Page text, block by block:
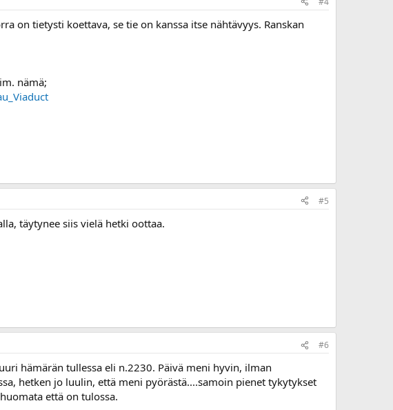
on tietysti koettava, se tie on kanssa itse nähtävyys. Ranskan
nämä;
#5
täytynee siis vielä hetki oottaa.
#6
hämärän tullessa eli n.2230. Päivä meni hyvin, ilman
hetken jo luulin, että meni pyörästä....samoin pienet tykytykset
että on tulossa.